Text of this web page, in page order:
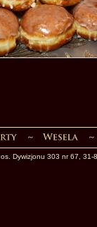
Dywizjonu 303 nr 67, 31-